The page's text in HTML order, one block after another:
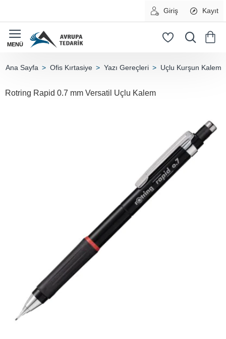
Giriş Kayıt
Ofis Kırtasiye Yazı Gereçleri Uçlu Kurşun Kalem
Rotring Rapid 0.7 mm Versatil Uçlu Kalem